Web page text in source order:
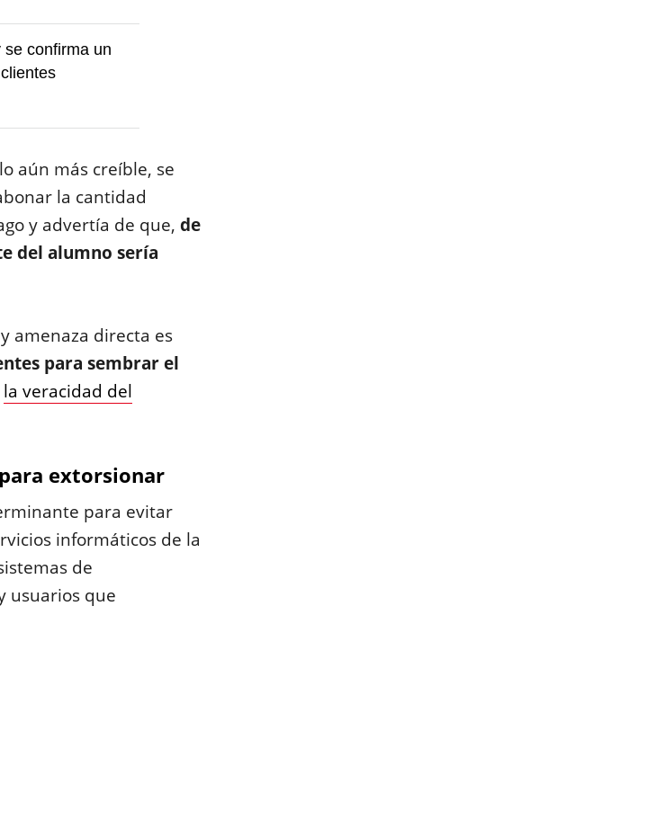
confirma un
aún más creíble, se
la cantidad
y advertía de que, de
del alumno sería
amenaza directa es
para sembrar el
la veracidad del
extorsionar
para evitar
informáticos de la
de
usuarios que